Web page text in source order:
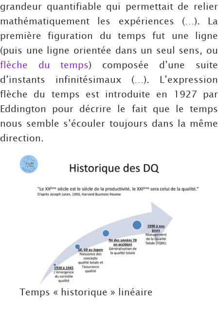
grandeur quantifiable qui permettait de relier
mathématiquement les expériences (…). La
première figuration du temps fut une ligne
(puis une ligne orientée dans un seul sens, ou
flèche du temps) composée d’une suite
d’instants infinitésimaux (…). L’expression
flèche du temps est introduite en 1927 par
Eddington pour décrire le fait que le temps
nous semble s’écouler toujours dans la même
direction.
Temps « historique » linéaire